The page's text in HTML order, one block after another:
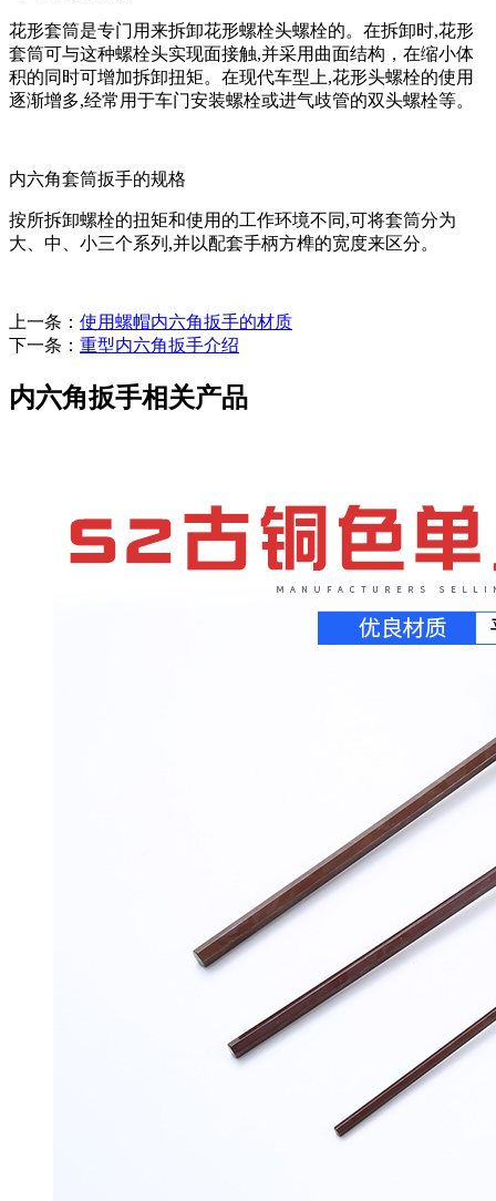
花形套筒是专门用来拆卸花形螺栓头螺栓的。在拆卸时,花形
套筒可与这种螺栓头实现面接触,并采用曲面结构，在缩小体
积的同时可增加拆卸扭矩。在现代车型上,花形头螺栓的使用
逐渐增多,经常用于车门安装螺栓或进气歧管的双头螺栓等。
内六角套筒扳手的规格
按所拆卸螺栓的扭矩和使用的工作环境不同,可将套筒分为
大、中、小三个系列,并以配套手柄方榫的宽度来区分。
上一条： 使用螺帽内六角扳手的材质
下一条： 重型内六角扳手介绍
内六角扳手相关产品